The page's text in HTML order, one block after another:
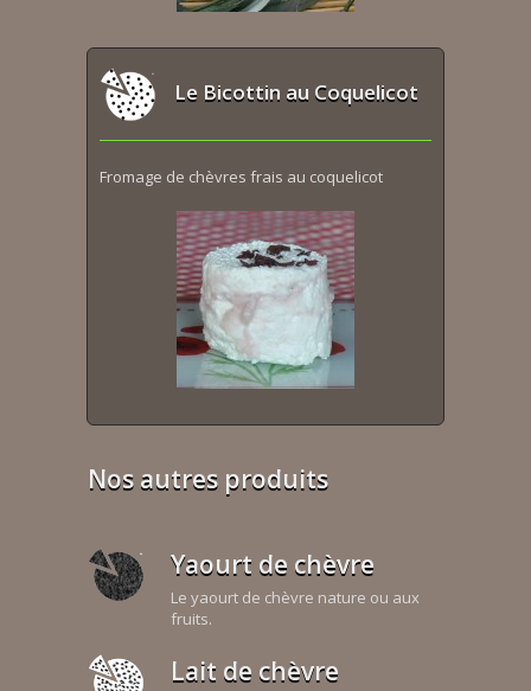
Le Bicottin au Coquelicot
Fromage de chèvres frais au coquelicot
Nos autres produits
Yaourt de chèvre
Le yaourt de chèvre nature ou aux
fruits.
Lait de chèvre